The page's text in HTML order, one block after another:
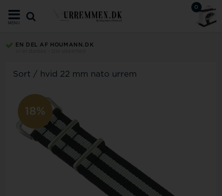
0
MENU
EN DEL AF HOUMANN.DK
Sort / hvid 22 mm nato urrem
5%
18%